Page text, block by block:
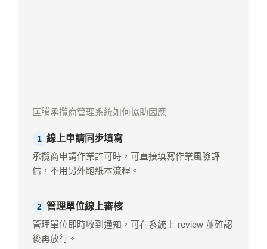
匡騰承攬商管理系統如何協助因應
1 線上申請同步填寫
承攬商申請作業許可時，可直接填寫作業風險評
估，不用另外跑紙本流程。
2 管理單位線上審核
管理單位即時收到通知，可在系統上 review 並確認
後再放行。